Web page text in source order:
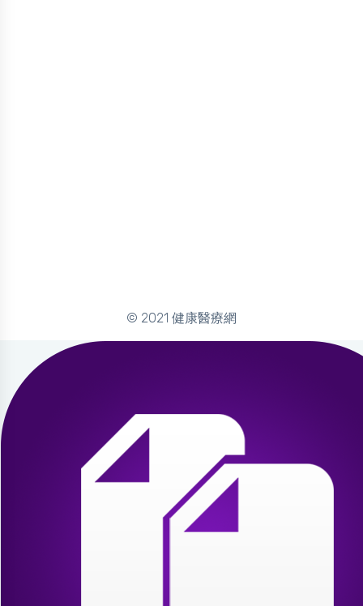
© 2021 健康醫療網